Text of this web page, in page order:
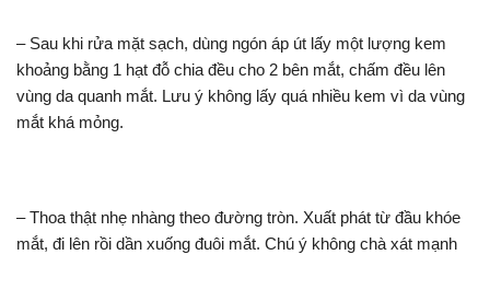
– Sau khi rửa mặt sạch, dùng ngón áp út lấy một lượng kem
khoảng bằng 1 hạt đỗ chia đều cho 2 bên mắt, chấm đều lên
vùng da quanh mắt. Lưu ý không lấy quá nhiều kem vì da vùng
mắt khá mỏng.
– Thoa thật nhẹ nhàng theo đường tròn. Xuất phát từ đầu khóe
mắt, đi lên rồi dần xuống đuôi mắt. Chú ý không chà xát mạnh